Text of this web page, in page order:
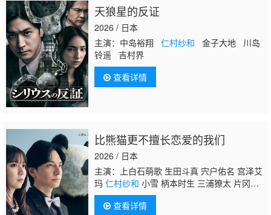
天狼星的反证
2026 / 日本
主演：中岛裕翔 仁村纱和 金子大地 川岛
铃遥 吉村界
查看详情
比熊猫更不擅长恋爱的我们
2026 / 日本
主演：上白石萌歌 生田斗真 宍户佑名 宫泽艾
玛 仁村纱和 小雪 柄本时生 三浦獠太 片冈
凛 佐佐木美玲 佐佐木史帆 高松Aloha 平山祐
查看详情